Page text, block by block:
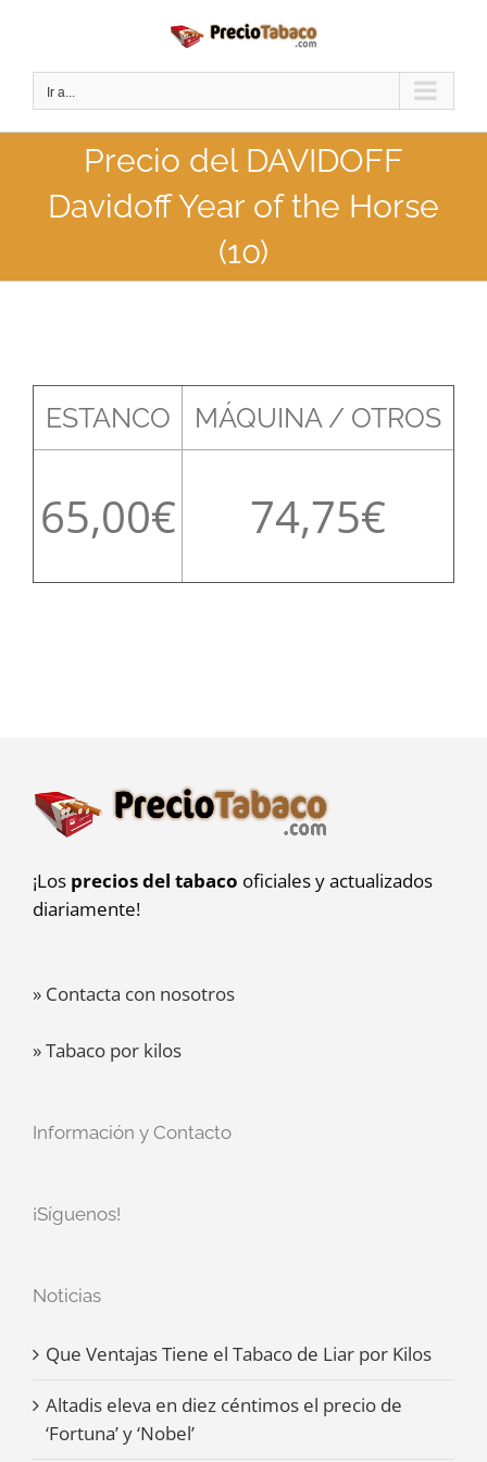
contenido
Ir a...
Precio del DAVIDOFF
Davidoff Year of the Horse
(10)
ESTANCO MÁQUINA / OTROS
65,00 74,75
¡Los precios del tabaco oficiales y actualizados
diariamente!
» Contacta con nosotros
» Tabaco por kilos
Información y Contacto
¡Síguenos!
Noticias
Que Ventajas Tiene el Tabaco de Liar por Kilos
Altadis eleva en diez céntimos el precio de
‘Fortuna’ y ‘Nobel’